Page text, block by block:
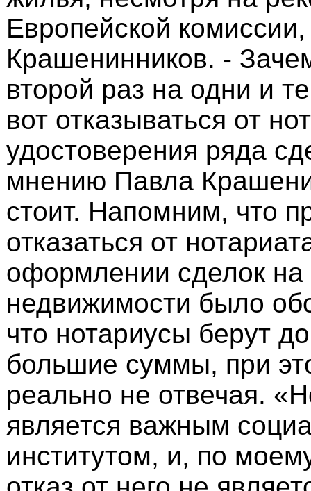
Европейской комиссии,
Крашенинников. -
второй раз на одни и
вот отказываться от
удостоверения ряда
мнению Павла
стоит. Напомним, что
отказаться от
оформлении сделок на
недвижимости было
что нотариусы берут
большие суммы, при
реально не отвечая.
является важным
институтом, и, по